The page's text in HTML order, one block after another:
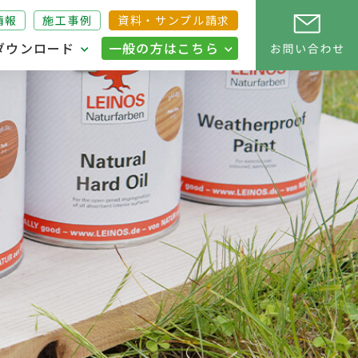
報 施工事例 資料・サンプル請求
ウンロード 一般の方はこちら